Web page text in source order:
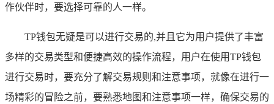
作伙伴时，要选择可靠的人一样。
TP钱包无疑是可以进行交易的,并且它为用户提供了丰富
多样的交易类型和便捷高效的操作流程，用户在使用TP钱包
进行交易时，要充分了解交易规则和注意事项，就像在进行一
场精彩的冒险之前，要熟悉地图和注意事项一样，确保交易的